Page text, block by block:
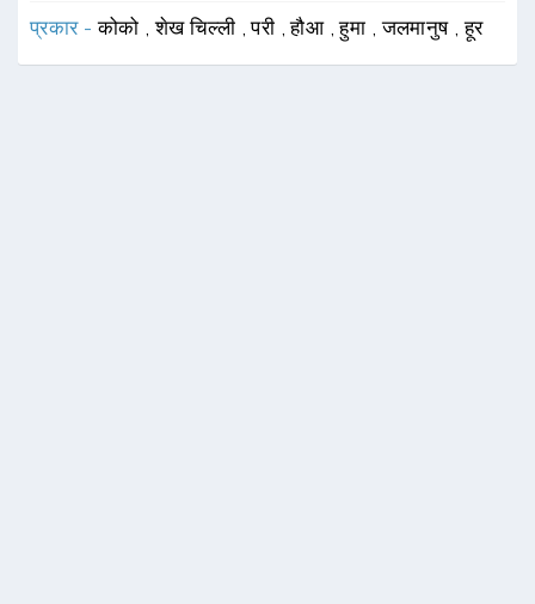
प्रकार -कोको ,शेख चिल्ली ,परी ,हौआ ,हुमा ,जलमानुष ,हूर